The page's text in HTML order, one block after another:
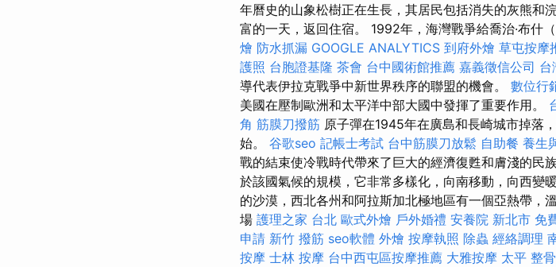
年曆史的山象松樹正在生長，其居民包括消失的灰熊和
富的一天，返回住宿。 1992年，海灣戰爭給喬治·布什
燴 防水抓漏 GOOGLE ANALYTICS 到府外燴 草屯按摩
護照 台胞證基隆 茶會 台中國術館推薦 嘉義徵信公司 台
導代表伊拉克戰爭中新世界秩序的聯盟的機會。 數位行
美國在壓制歐洲和太平洋中部大國中發揮了重要作用。
角 筋膜刀撥筋 原子彈在1945年在廣島和長崎城市掉落
始。 谷歌seo 記帳士考試 台中筋膜刀放鬆 自助餐 養生
戰的結束使冷戰時代帶來了巨大的經濟復甦和膚淺的民
於該國氣候的規模，它非常多樣化，向南移動，向西變
的沙漠，西北各州和阿拉斯加北極地區有一個亞熱帶
場 護理之家 台北 歐式外燴 戶外婚禮 安養院 新北市 免
申請 新竹 撥筋 seo軟體 外燴 按摩執照 除蟲 經絡調理
按摩 士林 按摩 台中西屯區按摩推薦 大雅按摩 太平 整骨